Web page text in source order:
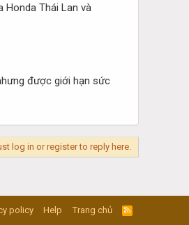
Honda Thái Lan và
được giới hạn sức
log in or register to reply here.
policy Help Trang chủ
R
S